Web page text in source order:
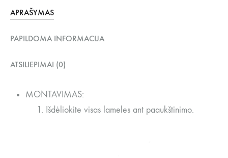
APRAŠYMAS
PAPILDOMA INFORMACIJA
ATSILIEPIMAI (0)
MONTAVIMAS:
Išdėliokite visas lameles ant paaukštinimo.